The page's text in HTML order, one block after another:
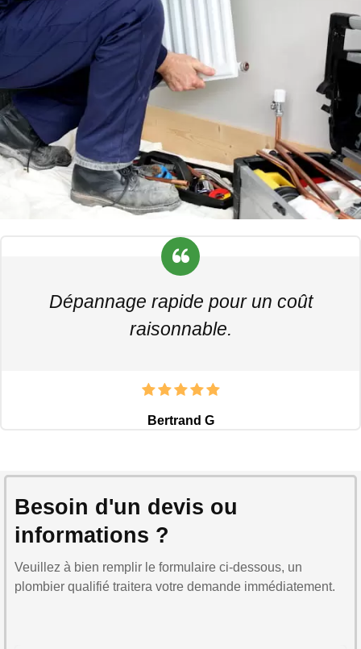
Dépannage rapide pour un coût
raisonnable.
Bertrand G
Besoin d'un devis ou
informations ?
Veuillez à bien remplir le formulaire ci-dessous, un
plombier qualifié traitera votre demande immédiatement.